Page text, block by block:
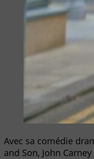
Avec sa comédie
and Son, John